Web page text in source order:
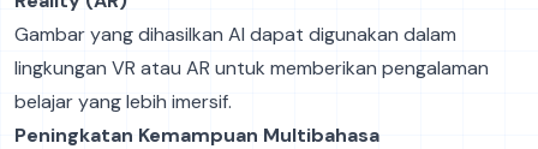
Gambar yang dihasilkan AI dapat digunakan dalam
lingkungan VR atau AR untuk memberikan pengalaman
belajar yang lebih imersif.
Peningkatan Kemampuan Multibahasa